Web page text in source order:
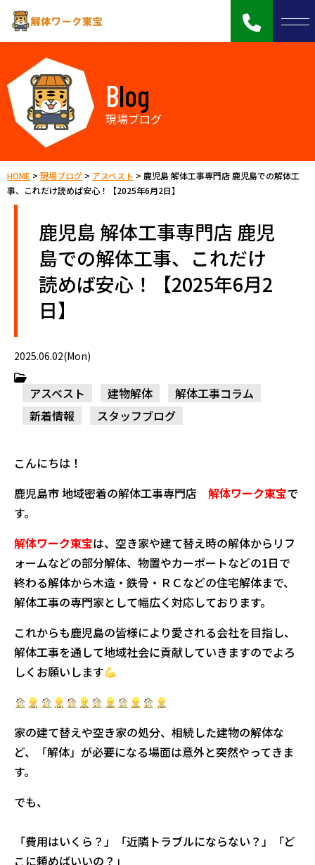
Blog
現場ブログ
HOME > 現場ブログ > アスベスト > 鹿児島 解体工事専門店 鹿児島での解体工
事、これだけ読めば安心！【2025年6月2日】
鹿児島 解体工事専門店 鹿児
島での解体工事、これだけ
読めば安心！【2025年6月2
日】
2025.06.02(Mon)
アスベスト 建物解体
解体工事コラム
新着情報
スタッフブログ
こんにちは！
鹿児島市 地域密着の解体工事専門店 解体ワーク東宝で
す。
解体ワーク東宝は、空き家や建て替え時の解体からリフ
ォームなどの部分解体、物置やカーポートなどの1日で
終わる解体から木造・鉄骨・ＲＣなどの住宅解体まで、
解体工事の専門家として幅広く対応しております。
これからも鹿児島の皆様により愛される会社を目指し、
解体工事を通して地域社会に貢献していきますのでよろ
しくお願いします
家の建て替えや空き家の処分、相続した建物の解体な
ど、「解体」が必要になる場面は意外と突然やってきま
す。
でも、
「費用はいくら？」「近隣トラブルにならない？」「ど
こに頼めばいいの？」